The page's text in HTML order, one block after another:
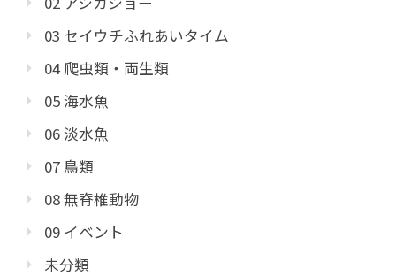
03 セイウチふれあいタイム
04 爬虫類・両生類
05 海水魚
06 淡水魚
07 鳥類
08 無脊椎動物
09 イベント
未分類